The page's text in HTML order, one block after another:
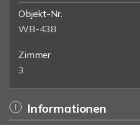
Objekt-Nr.
WB-438
Zimmer
3
Informationen